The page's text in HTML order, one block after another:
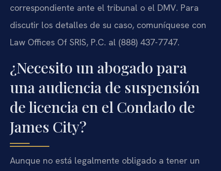
correspondiente ante el tribunal o el DMV. Para
discutir los detalles de su caso, comuníquese con
Law Offices Of SRIS, P.C. al (888) 437-7747.
¿Necesito un abogado para
una audiencia de suspensión
de licencia en el Condado de
James City?
Aunque no está legalmente obligado a tener un